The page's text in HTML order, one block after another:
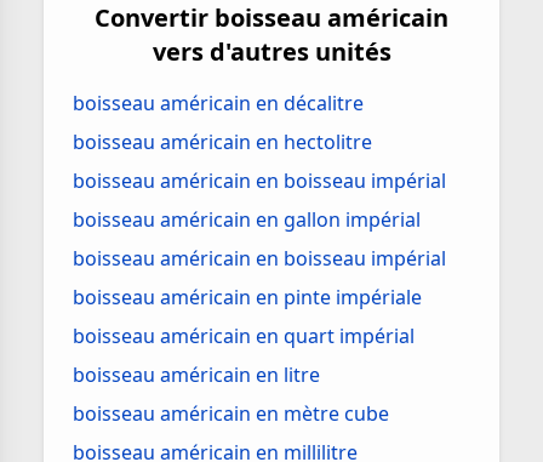
Convertir boisseau américain
vers d'autres unités
boisseau américain en décalitre
boisseau américain en hectolitre
boisseau américain en boisseau impérial
boisseau américain en gallon impérial
boisseau américain en boisseau impérial
boisseau américain en pinte impériale
boisseau américain en quart impérial
boisseau américain en litre
boisseau américain en mètre cube
boisseau américain en millilitre